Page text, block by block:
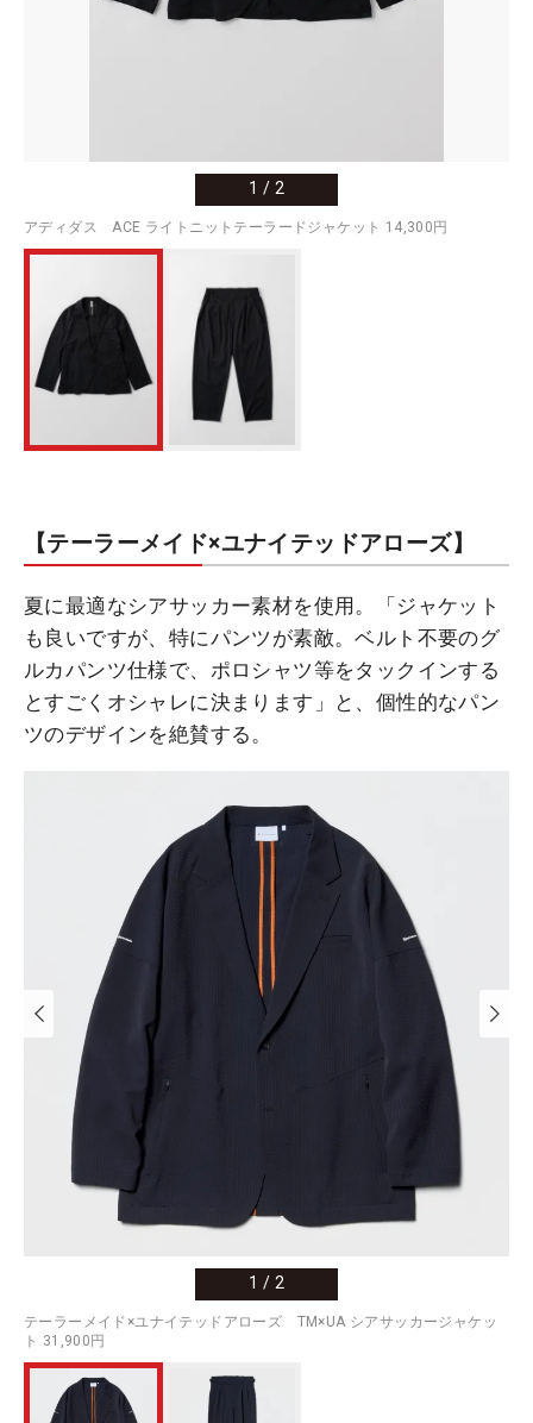
1 / 2
アディダス ACE ライトニットテーラードジャケット 14,300円
【テーラーメイド×ユナイテッドアローズ】
夏に最適なシアサッカー素材を使用。「ジャケット
も良いですが、特にパンツが素敵。ベルト不要のグ
ルカパンツ仕様で、ポロシャツ等をタックインする
とすごくオシャレに決まります」と、個性的なパン
ツのデザインを絶賛する。
1 / 2
テーラーメイド×ユナイテッドアローズ TM×UA シアサッカージャケッ
ト 31,900円